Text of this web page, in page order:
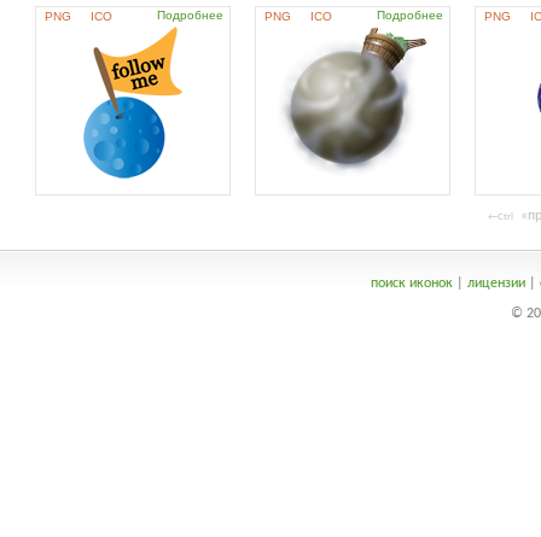
PNG ICO Подробнее PNG ICO Подробнее PNG
←Ctrl
поиск иконок| лицензии|
©